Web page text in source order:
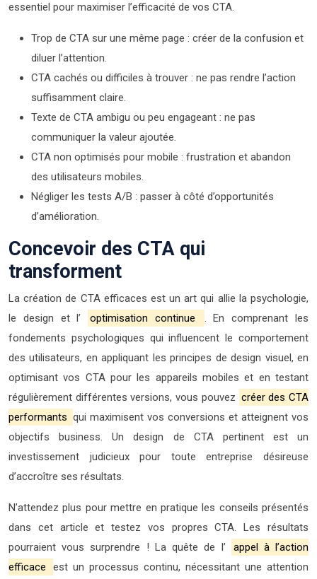
essentiel pour maximiser l’efficacité de vos CTA.
Trop de CTA sur une même page : créer de la confusion et
diluer l’attention.
CTA cachés ou difficiles à trouver : ne pas rendre l’action
suffisamment claire.
Texte de CTA ambigu ou peu engageant : ne pas
communiquer la valeur ajoutée.
CTA non optimisés pour mobile : frustration et abandon
des utilisateurs mobiles.
Négliger les tests A/B : passer à côté d’opportunités
d’amélioration.
Concevoir des CTA qui
transforment
La création de CTA efficaces est un art qui allie la psychologie,
le design et l’
optimisation continue
. En comprenant les
fondements psychologiques qui influencent le comportement
des utilisateurs, en appliquant les principes de design visuel, en
optimisant vos CTA pour les appareils mobiles et en testant
régulièrement différentes versions, vous pouvez créer des CTA
performants qui maximisent vos conversions et atteignent vos
objectifs business. Un design de CTA pertinent est un
investissement judicieux pour toute entreprise désireuse
d’accroître ses résultats.
N’attendez plus pour mettre en pratique les conseils présentés
dans cet article et testez vos propres CTA. Les résultats
pourraient vous surprendre ! La quête de l’
appel à l’action
efficace
est un processus continu, nécessitant une attention